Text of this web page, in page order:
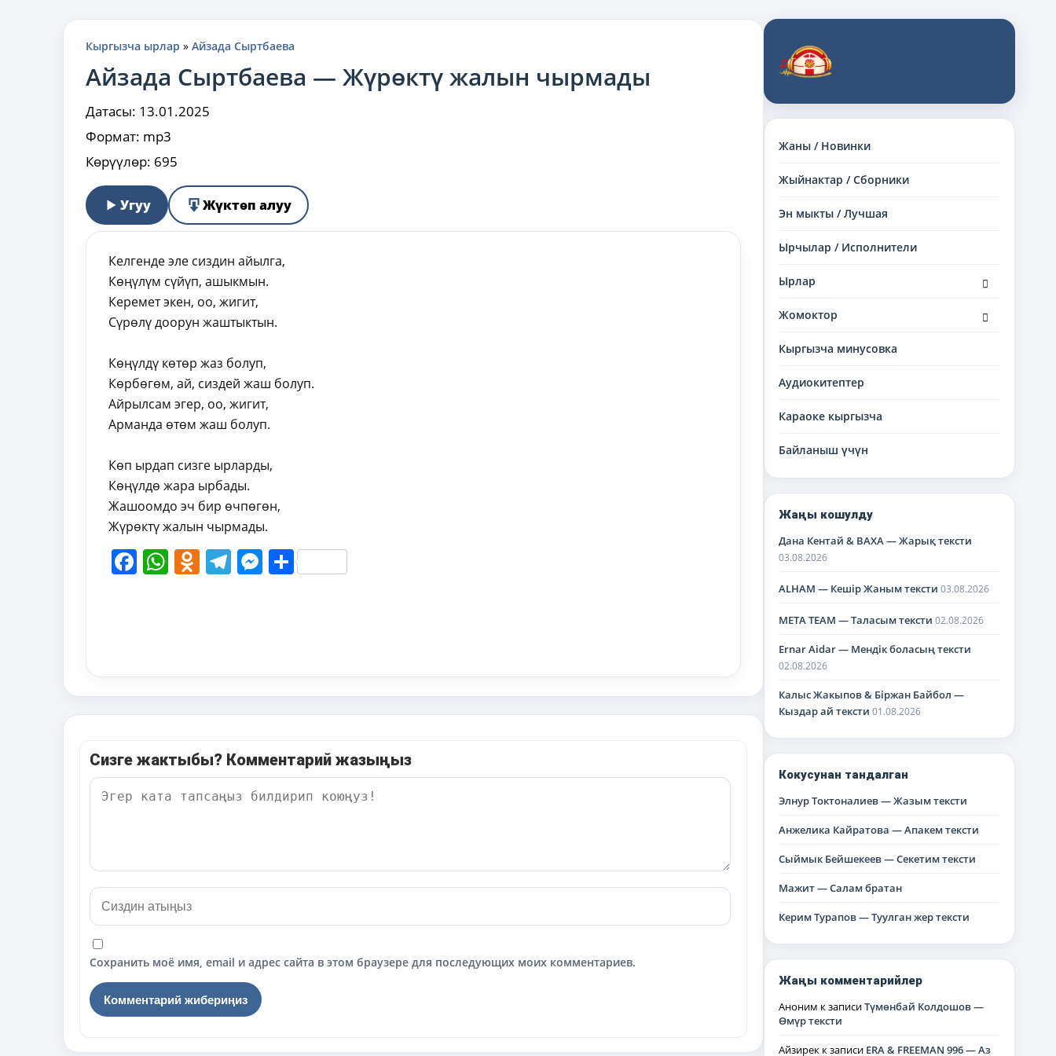
Жаны / Новинки
Жыйнактар / Сборники
Эн мыкты / Лучшая
Ырчылар / Исполнители
Ырлар
дочернее
Жомоктор
дочернее
Кыргызча минусовка
Аудиокитептер
Караоке кыргызча
Байланыш үчүн
Жаңы кошулду
Дана Кентай & BAXA — Жарық тексти
03.08.2026
ALHAM — Кешір Жаным тексти 03.08.2026
META TEAM — Таласым тексти 02.08.2026
Ernar Aidar — Мендік боласың тексти
02.08.2026
Калыс Жакыпов & Біржан Байбол —
Кыздар ай тексти 01.08.2026
Кокусунан тандалган
Элнур Токтоналиев — Жазым тексти
Анжелика Кайратова — Апакем тексти
Сыймык Бейшекеев — Секетим тексти
Мажит — Салам братан
Керим Турапов — Туулган жер тексти
Жаңы комментарийлер
Аноним к записиТүмөнбай Колдошов —
Өмүр тексти
Айзирек к записи ERA & FREEMAN 996 — Аз
Кыргызча ырлар » Айзада Сыртбаева
Айзада Сыртбаева — Жүрөктү жалын чырмады
Датасы: 13.01.2025
Формат: mp3
Көрүүлөр: 695
Угуу Жүктөп алуу
Келгенде эле сиздин айылга,
Көңүлүм сүйүп, ашыкмын.
Керемет экен, оо, жигит,
Сүрөлү доорун жаштыктын.
Көңүлдү көтөр жаз болуп,
Көрбөгөм, ай, сиздей жаш болуп.
Айрылсам эгер, оо, жигит,
Арманда өтөм жаш болуп.
Көп ырдап сизге ырларды,
Көңүлдө жара ырбады.
Жашоомдо эч бир өчпөгөн,
Жүрөктү жалын чырмады.
Facebook
WhatsApp
Odnoklassniki
Telegram
Messenger
Share
Сизге жактыбы? Комментарий жазыңыз
Сохранить моё имя, email и адрес сайта в этом браузере для последующих моих комментариев.